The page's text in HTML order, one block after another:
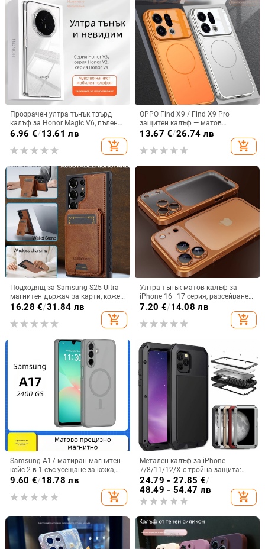
Прозрачен ултра тънък твърд
калъф за Honor Magic V6, пълен
обхват, защита от падане, за
сгъваем дисплей, с огледална
повърхност
6.96 €/13.61 лв
add_shopping_cart
OPPO Find X9 / Find X9 Pro
защитен калъф — матов
пластмасов, минималистичен
стил, против изпускане, магнитно
зареждане, възможност за
13.67 €/26.74 лв
add_shopping_cart
Подходящ за Samsung S25 Ultra
магнитен държач за карти, кожен
калъф S24Plus, защитен калъф,
разделен на части, калъф за
мобилен телефон Samsung
16.28 €/31.84 лв
add_shopping_cart
Ултра тънък матов калъф за
iPhone 16–17 серия, разсейване
на топлината, пълно покритие,
удароустойчив и устойчив на
отпечатъци
7.20 €/14.08 лв
add_shopping_cart
Samsung A17 матиран магнитен
кейс 2-в-1 със усещане за кожа,
удароустойчива обвивка от
червено, лилаво, синьо, черно
9.60 €/18.78 лв
add_shopping_cart
Метален калъф за iPhone
7/8/11/12/X с тройна защита:
удароустойчив, прахоустойчив и
запечатан
24.79 - 27.85 €/
48.49 - 54.47 лв
add_shopping_cart